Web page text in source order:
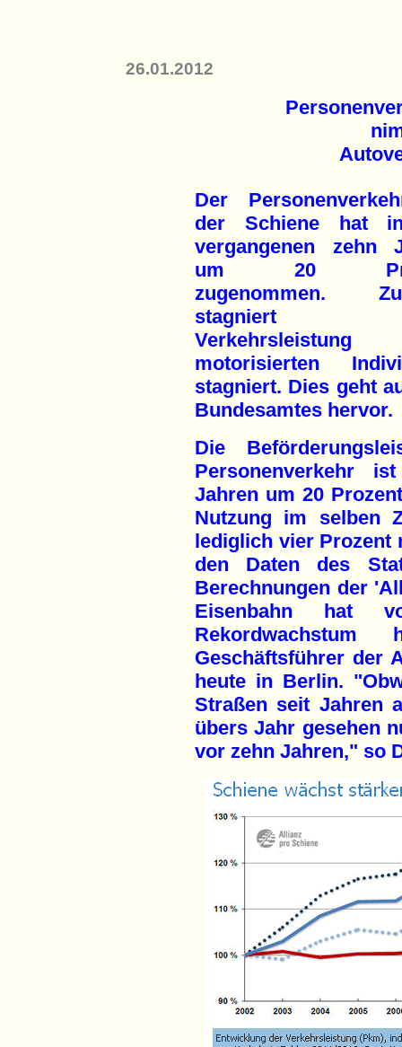
26.01.2012
Der
der Schiene hat
vergangenen zehn
um 20
zugenommen.
stagniert
motorisierten
stagniert. Dies geht
Bundesamtes hervor.
Die
Personenverkehr
Jahren um 20
Nutzung im selben
lediglich vier Prozent
den Daten des
Berechnungen der
Eisenbahn hat
Geschäftsführer der
heute in Berlin.
Straßen seit Jahren
übers Jahr gesehen
vor zehn Jahren," so